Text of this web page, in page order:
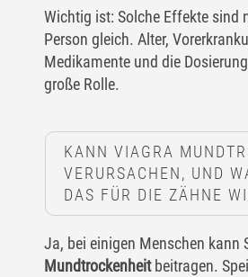
Wichtig ist: Solche Effekte sind
Person gleich. Alter,
Medikamente und die
große Rolle.
KANN VIAGRA
VERURSACHEN, UND
DAS FÜR DIE ZÄHNE
Ja, bei einigen Menschen kann
Mundtrockenheitbeitragen.